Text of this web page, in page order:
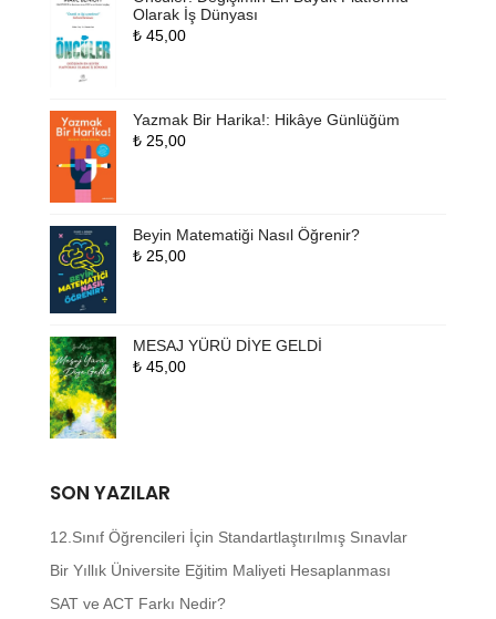
Olarak İş Dünyası
₺45,00
Yazmak Bir Harika!: Hikâye Günlüğüm
₺25,00
Beyin Matematiği Nasıl Öğrenir?
₺25,00
MESAJ YÜRÜ DİYE GELDİ
₺45,00
SON YAZILAR
12.Sınıf Öğrencileri İçin Standartlaştırılmış Sınavlar
Bir Yıllık Üniversite Eğitim Maliyeti Hesaplanması
SAT ve ACT Farkı Nedir?